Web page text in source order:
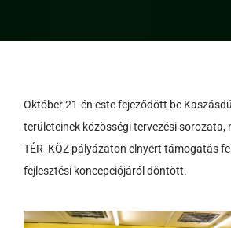
Október 21-én este fejeződött be
területeinek közösségi tervezési sorozata,
TÉR_KÖZ pályázaton elnyert támogatás
fejlesztési koncepciójáról döntött.